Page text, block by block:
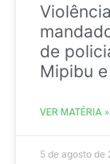
de
Mipibu
VER MATÉRIA »
5 de agosto de